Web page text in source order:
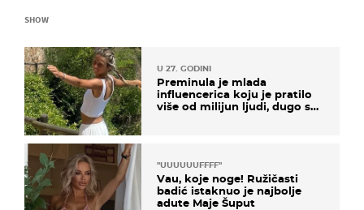
SHOW
U 27. GODINI
Preminula je mlada
influencerica koju je pratilo
više od milijun ljudi, dugo se
"UUUUUUFFFF"
Vau, koje noge! Ružičasti
badić istaknuo je najbolje
adute Maje Šuput